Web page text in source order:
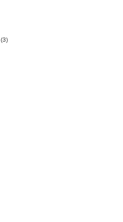
(3)